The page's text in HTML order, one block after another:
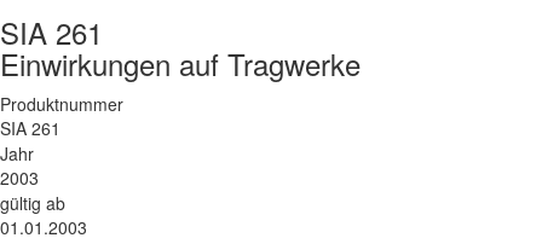
SIA 261
Einwirkungen auf Tragwerke
Produktnummer
SIA 261
Jahr
2003
gültig ab
01.01.2003